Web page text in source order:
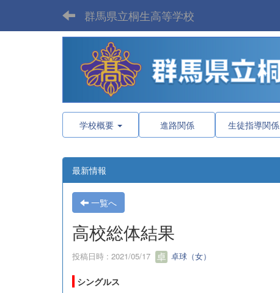
群馬県立桐生高等学校
学校概要 進路関係 生徒指導関係
最新情報
一覧へ
高校総体結果
投稿日時 : 2021/05/17 卓球（女）
シングルス